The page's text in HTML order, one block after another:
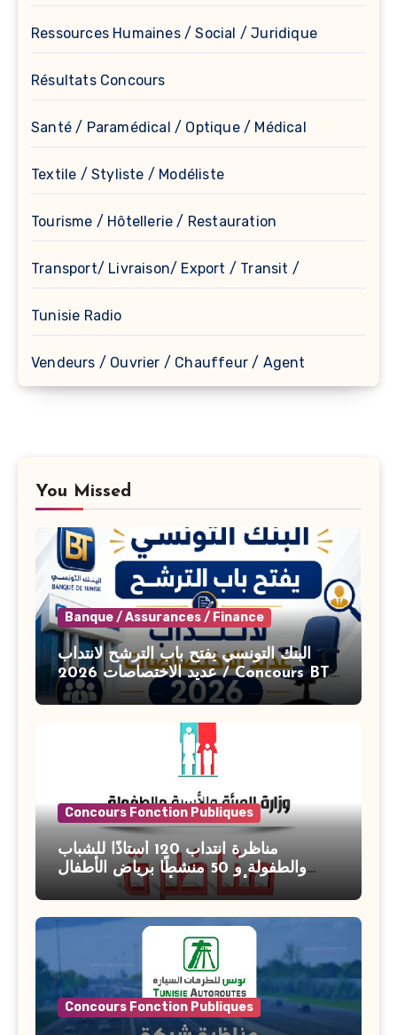
Ressources Humaines / Social / Juridique
Résultats Concours
Santé / Paramédical / Optique / Médical
Textile / Styliste / Modéliste
Tourisme / Hôtellerie / Restauration
Transport/ Livraison/ Export / Transit /
Tunisie Radio
Vendeurs / Ouvrier / Chauffeur / Agent
You Missed
Banque / Assurances / Finance
البنك التونسي يفتح باب الترشح لانتداب
عديد الاختصاصات 2026 / Concours BT
Banque de Tunisie 2026
Concours Fonction Publiques
مناظرة انتداب 120 أستاذًا للشباب
والطفولة و 50 منشطًا برياض الأطفال
بوزارة الأسرة والمرأة والطفولة وكبار
السن آخر أجل للتسجيل : 27 جويلية 2026
Concours Fonction Publiques